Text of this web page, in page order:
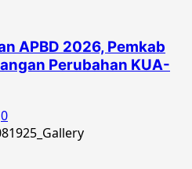
APBD 2026, Pemkab
Perubahan KUA-
0